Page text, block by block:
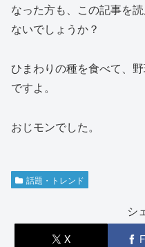
なった方も、この記事を
ないでしょうか？
ひまわりの種を食べて、
ですよ。
おじモンでした。
話題・トレンド
シ
X